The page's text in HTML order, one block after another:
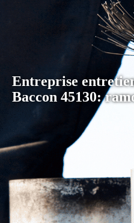
Entreprise
Baccon 45130: